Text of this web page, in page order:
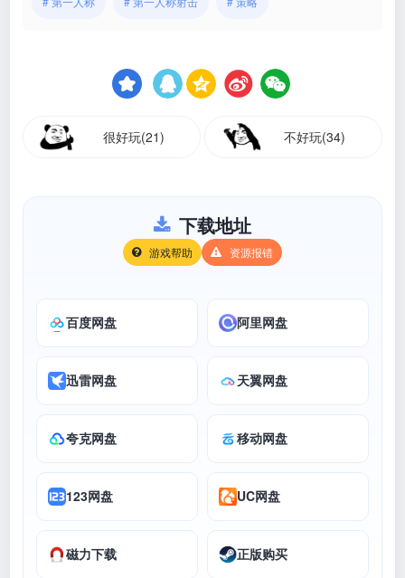
很好玩(21) 不好玩(34)
下载地址
游戏帮助 资源报错
百度网盘 阿里网盘
迅雷网盘 天翼网盘
夸克网盘 移动网盘
123网盘 UC网盘
磁力下载 正版购买